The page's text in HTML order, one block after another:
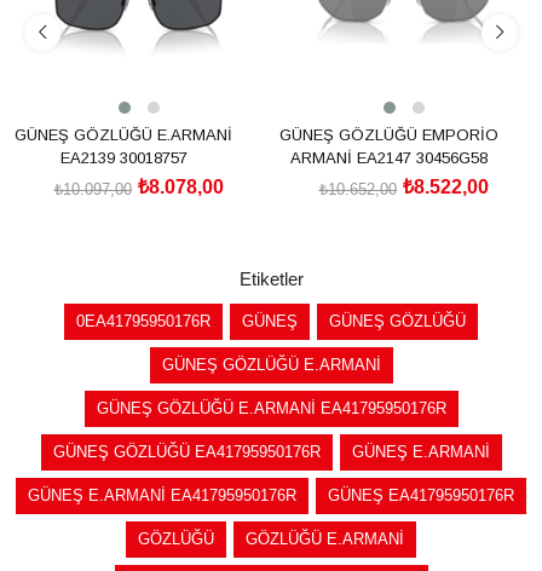
GÜNEŞ GÖZLÜĞÜ E.ARMANİ
EA2139 30018757
₺8.078,00
₺10.097,00
GÜNEŞ GÖZLÜĞÜ EMPORİO
ARMANİ EA2147 30456G58
₺8.522,00
₺10.652,00
Etiketler
0EA41795950176R GÜNEŞ GÜNEŞ GÖZLÜĞÜ
GÜNEŞ GÖZLÜĞÜ E.ARMANİ
GÜNEŞ GÖZLÜĞÜ E.ARMANİ EA41795950176R
GÜNEŞ GÖZLÜĞÜ EA41795950176R GÜNEŞ E.ARMANİ
GÜNEŞ E.ARMANİ EA41795950176R GÜNEŞ EA41795950176R
GÖZLÜĞÜ GÖZLÜĞÜ E.ARMANİ